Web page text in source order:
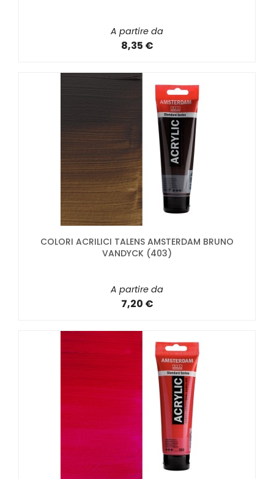
A partire da
8,35 €
COLORI ACRILICI TALENS AMSTERDAM BRUNO
VANDYCK (403)
A partire da
7,20 €